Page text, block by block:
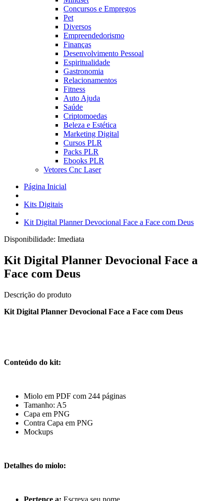
Concursos e Empregos
Pet
Diversos
Empreendedorismo
Finanças
Desenvolvimento Pessoal
Espiritualidade
Gastronomia
Relacionamentos
Fitness
Auto Ajuda
Saúde
Criptomoedas
Beleza e Estética
Marketing Digital
Cursos PLR
Packs PLR
Ebooks PLR
Vetores Cnc Laser
Página Inicial
Kits Digitais
Kit Digital Planner Devocional Face a Face com Deus
Disponibilidade: Imediata
Kit Digital Planner Devocional Face a
Face com Deus
Descrição do produto
Kit Digital Planner Devocional Face a Face com Deus
Conteúdo do kit:
Miolo em PDF com 244 páginas
Tamanho: A5
Capa em PNG
Contra Capa em PNG
Mockups
Detalhes do miolo:
Pertence a: Escreva seu nome